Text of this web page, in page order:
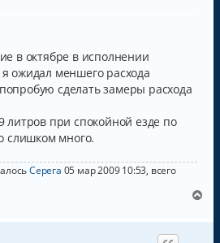
в октябре в исполнении
ожидал меншего расхода
сделать замеры расхода
литров при спокойной езде по
слишком много.
Серега 05 мар 2009 10:53, всего
р